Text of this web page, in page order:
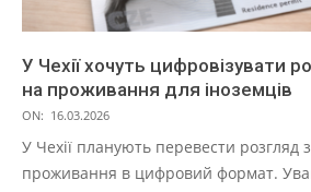
У Чехії хочуть цифровізувати
на проживання для іноземців
ON: 16.03.2026
У Чехії планують перевести розгляд
проживання в цифровий формат.